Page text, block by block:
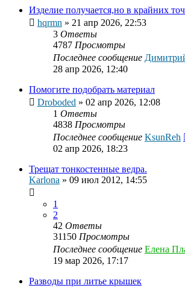
Изделие получается,но в крайних
hqrmn » 21 апр 2026, 22:53
3 Ответы
4787 Просмотры
Последнее сообщение
28 апр 2026, 12:40
Помогите подобрать материал
Droboded » 02 апр 2026, 12:08
1 Ответы
4838 Просмотры
Последнее сообщение KsunReh
02 апр 2026, 18:23
Трещат тонкостенные ведра.
Karlona » 09 июл 2012, 14:55
1
2
42 Ответы
31150 Просмотры
Последнее сообщение Елена
19 мар 2026, 17:17
Разводы при литье крышек